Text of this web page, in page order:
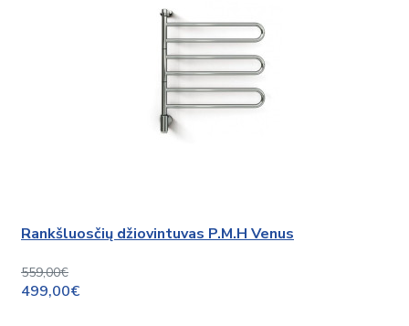
Rankšluosčių džiovintuvas P.M.H Venus
559,00€
499,00€